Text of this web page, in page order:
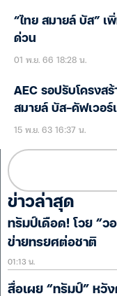
“ไทย สมายล์ บัส” เ
ด่วน
01 พ.ย. 66 18:28 น.
AEC รอปรับโครงส
สมายล์ บัส-คัฟเวอร์
15 พ.ย. 63 16:37 น.
ข่าวล่าสุด
ทรัมป์เดือด! โวย “ว
ข่ายทรยศต่อชาติ
01:13 น.
สื่อเผย “ทรัมป์” หวัง